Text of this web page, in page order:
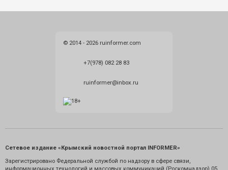
© 2014 - 2026 ruinformer.com
+7(978) 082 28 83
ruinformer@inbox.ru
Сетевое издание «Крымский новостной портал INFORMER»
Зарегистрировано Федеральной службой по надзору в сфере связи,